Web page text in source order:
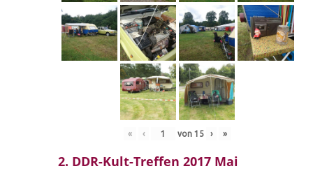
« ‹ von 15 › »
2. DDR-Kult-Treffen 2017 Mai